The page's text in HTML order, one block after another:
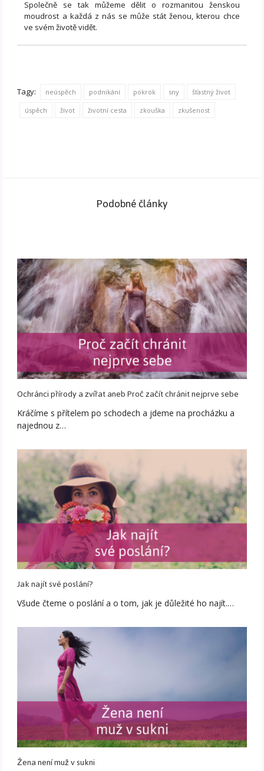
Společně se tak můžeme dělit o rozmanitou ženskou
moudrost a každá z nás se může stát ženou, kterou chce
ve svém životě vidět.
Tagy: neúspěch podnikání pokrok sny šťastný život
úspěch život životní cesta zkouška zkušenost
Podobné články
Ochránci přírody a zvířat aneb Proč začít chránit nejprve sebe
Kráčíme s přítelem po schodech a jdeme na procházku a
najednou z…
Jak najít své poslání?
Všude čteme o poslání a o tom, jak je důležité ho najít.…
Žena není muž v sukni